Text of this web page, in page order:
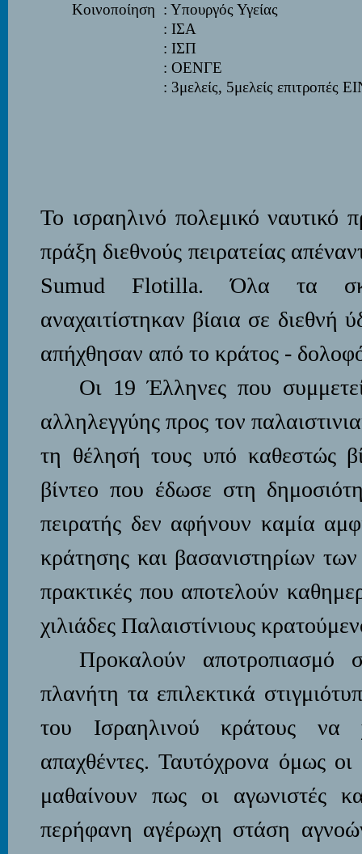
Κοινοποίηση : Υπουργός Υγείας
: ΙΣΑ
: ΙΣΠ
: ΟΕΝΓE
: 3μελείς, 5μελείς επιτροπές
Το ισραηλινό πολεμικό ναυτικό
πράξη διεθνούς πειρατείας
Sumud Flotilla. Όλα τα
αναχαιτίστηκαν βίαια σε διεθνή
απήχθησαν από το κράτος -
Οι 19 Έλληνες που
αλληλεγγύης προς τον
τη θέλησή τους υπό καθεστώς
βίντεο που έδωσε στη
πειρατής δεν αφήνουν καμία
κράτησης και βασανιστηρίων
πρακτικές που αποτελούν
χιλιάδες Παλαιστίνιους
Προκαλούν αποτροπιασμό
πλανήτη τα επιλεκτικά
του Ισραηλινού κράτους να
απαχθέντες. Ταυτόχρονα όμως
μαθαίνουν πως οι αγωνιστές
περήφανη αγέρωχη στάση